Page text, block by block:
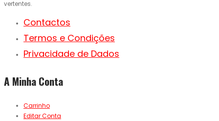
vertentes.
Contactos
Termos e Condições
Privacidade de Dados
A Minha Conta
Carrinho
Editar Conta